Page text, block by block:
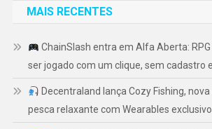
MAIS RECENTES
ChainSlash entra em Alfa Aberta:
ser jogado com um clique, sem cadastro
Decentraland lança Cozy Fishing,
pesca relaxante com Wearables